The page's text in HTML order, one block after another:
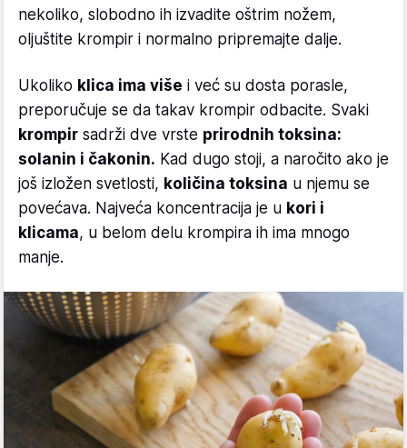
nekoliko, slobodno ih izvadite oštrim nožem,
oljuštite krompir i normalno pripremajte dalje.
Ukoliko klica ima više i već su dosta porasle,
preporučuje se da takav krompir odbacite. Svaki
krompir sadrži dve vrste prirodnih toksina:
solanin i čakonin. Kad dugo stoji, a naročito ako je
još izložen svetlosti, količina toksina u njemu se
povećava. Najveća koncentracija je u kori i
klicama, u belom delu krompira ih ima mnogo
manje.